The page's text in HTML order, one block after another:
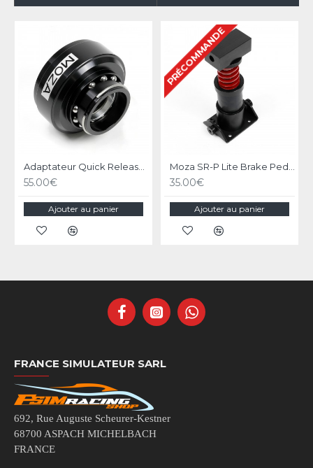
55.00€
Ajouter au panier
PRÉCOMMANDE
35.00€
Ajouter au panier
FRANCE SIMULATEUR SARL
692, Rue Auguste Scheurer-Kestner
68700 ASPACH MICHELBACH
FRANCE